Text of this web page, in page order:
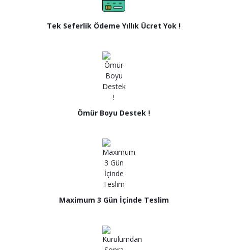
Tek Seferlik Ödeme Yıllık Ücret Yok !
Ömür Boyu Destek !
Maximum 3 Gün İçinde Teslim